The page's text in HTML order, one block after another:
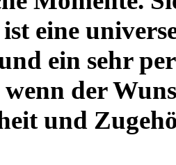
eine
ein sehr
wenn der
und